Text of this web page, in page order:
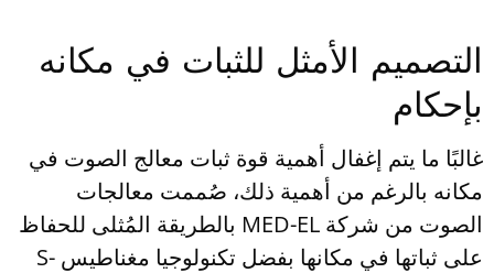
التصميم الأمثل للثبات في مكانه
بإحكام
غالبًا ما يتم إغفال أهمية قوة ثبات معالج الصوت في
مكانه بالرغم من أهمية ذلك، صُممت معالجات
الصوت من شركة MED-EL بالطريقة المُثلى للحفاظ
على ثباتها في مكانها بفضل تكنولوجيا مغناطيس S-